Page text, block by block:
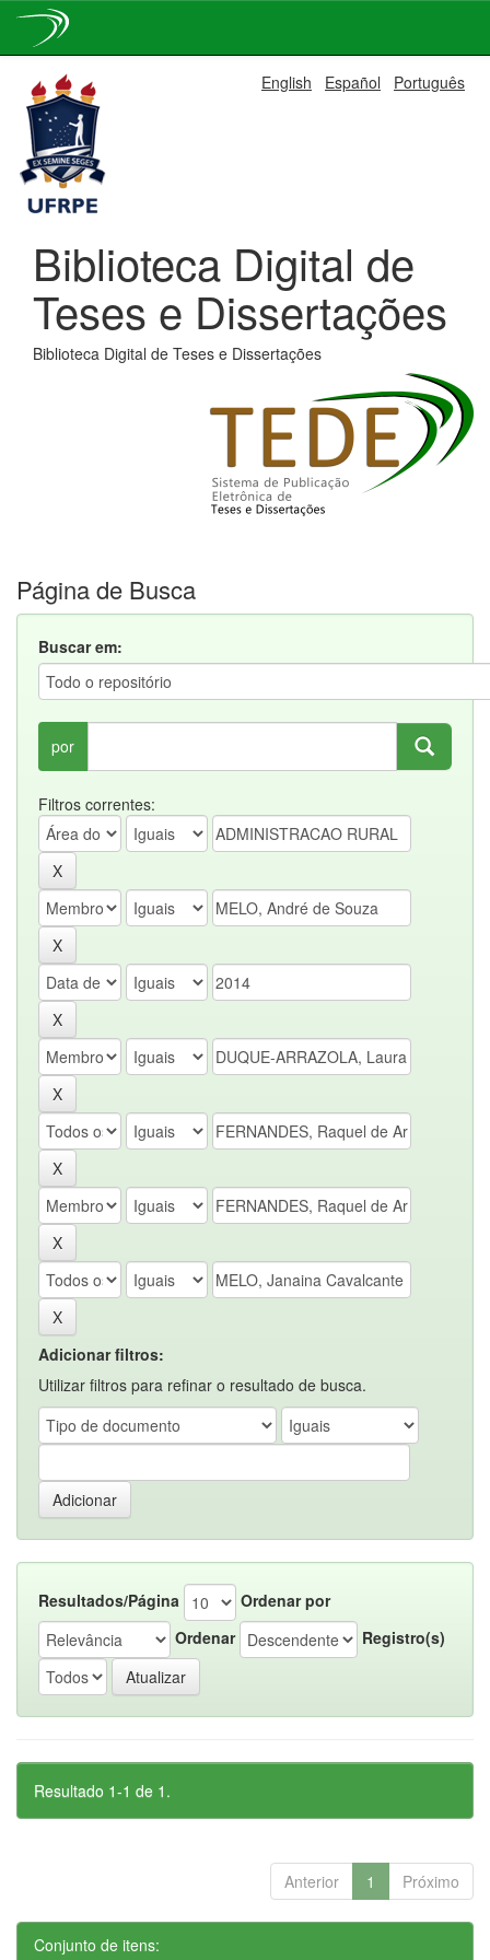
navigation
English Español Português
Biblioteca Digital de
Teses e Dissertações
Biblioteca Digital de Teses e Dissertações
Página de Busca
Buscar em:
por
Filtros correntes:
Adicionar filtros:
Utilizar filtros para refinar o resultado de busca.
Resultados/Página
Ordenar por
Ordenar
Registro(s)
Resultado 1-1 de 1.
Anterior 1 Próximo
Conjunto de itens: